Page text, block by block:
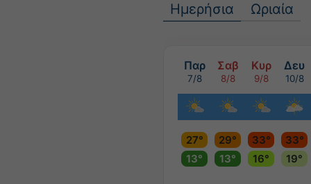
Ημερήσια Ωριαία
Παρ Σαβ Κυρ Δευ
7/8 8/8 9/8 10/8
27° 29° 33°
33°
13°
13° 16° 19°